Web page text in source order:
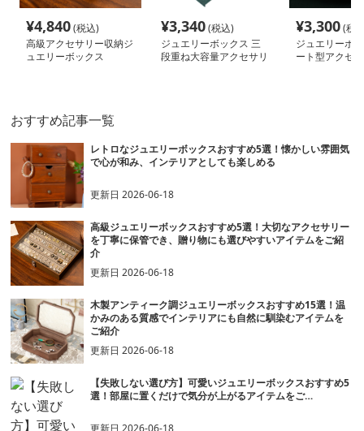
¥4,840(税込)
高級アクセサリー収納ジ
ュエリーボックス
¥3,340(税込)
ジュエリーボックス 三
段重ね大容量アクセサリ
¥3,300(税
ジュエリーボ
ート型アクセ
おすすめ記事一覧
レトロなジュエリーボックスおすすめ5選！懐かしい雰囲気
で心が和み、インテリアとしても楽しめる
更新日2026-06-18
高級ジュエリーボックスおすすめ5選！大切なアクセサリー
を丁寧に保管でき、贈り物にも選びやすいアイテムをご紹
介
更新日2026-06-18
木製アンティーク調ジュエリーボックスおすすめ15選！温
かみのある質感でインテリアにも自然に馴染むアイテムを
ご紹介
更新日2026-06-18
【失敗しない選び方】可愛いジュエリーボックスおすすめ5
選！部屋に置くだけで気分が上がるアイテムをご…